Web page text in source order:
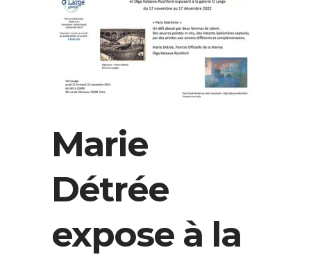
Marie
Détrée
expose à la